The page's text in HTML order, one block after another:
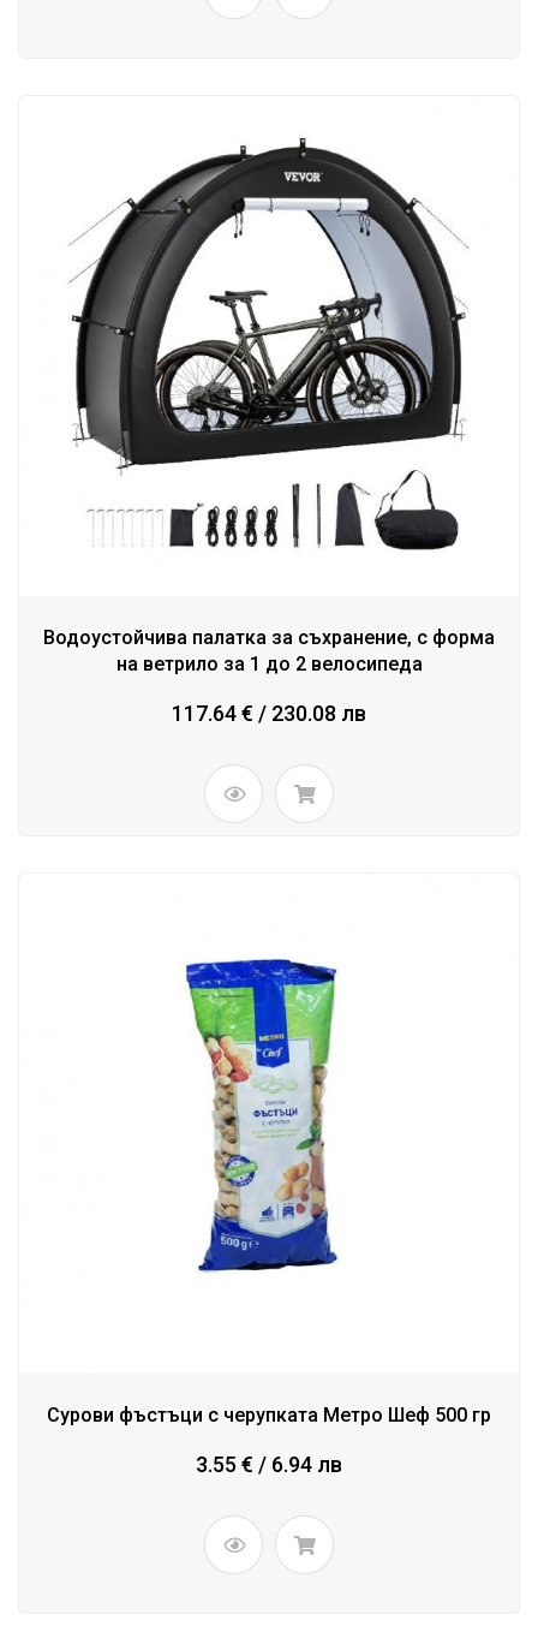
Водоустойчива палатка за съхранение, с форма
на ветрило за 1 до 2 велосипеда
117.64 € / 230.08 лв
Сурови фъстъци с черупката Метро Шеф 500 гр
3.55 € / 6.94 лв